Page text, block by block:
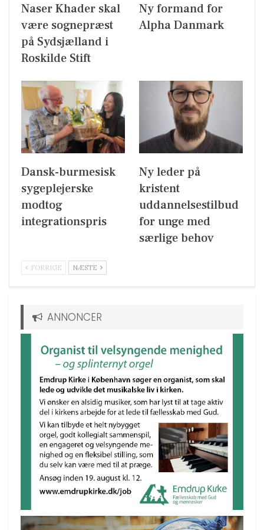
Naser Khader skal
være sognepræst
på Sydsjælland i
Roskilde Stift
Ny formand for
Alpha Danmark
Dansk-burmesisk
sygeplejerske
modtog
integrationspris
Ny leder på
kristent
uddannelsestilbud
for unge med
særlige behov
FORRIGE NÆSTE
ANNONCER